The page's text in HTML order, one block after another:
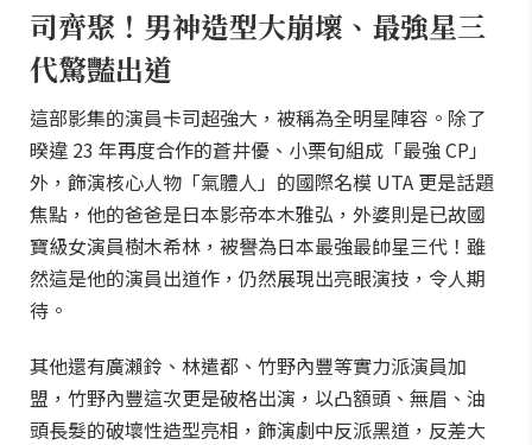
司齊聚！男神造型大崩壞、最強星三
代驚豔出道
這部影集的演員卡司超強大，被稱為全明星陣容。除了
暌違 23 年再度合作的蒼井優、小栗旬組成「最強 CP」
外，飾演核心人物「氣體人」的國際名模 UTA 更是話題
焦點，他的爸爸是日本影帝本木雅弘，外婆則是已故國
寶級女演員樹木希林，被譽為日本最強最帥星三代！雖
然這是他的演員出道作，仍然展現出亮眼演技，令人期
待。
其他還有廣瀨鈴、林遣都、竹野內豐等實力派演員加
盟，竹野內豐這次更是破格出演，以凸額頭、無眉、油
頭長髮的破壞性造型亮相，飾演劇中反派黑道，反差大